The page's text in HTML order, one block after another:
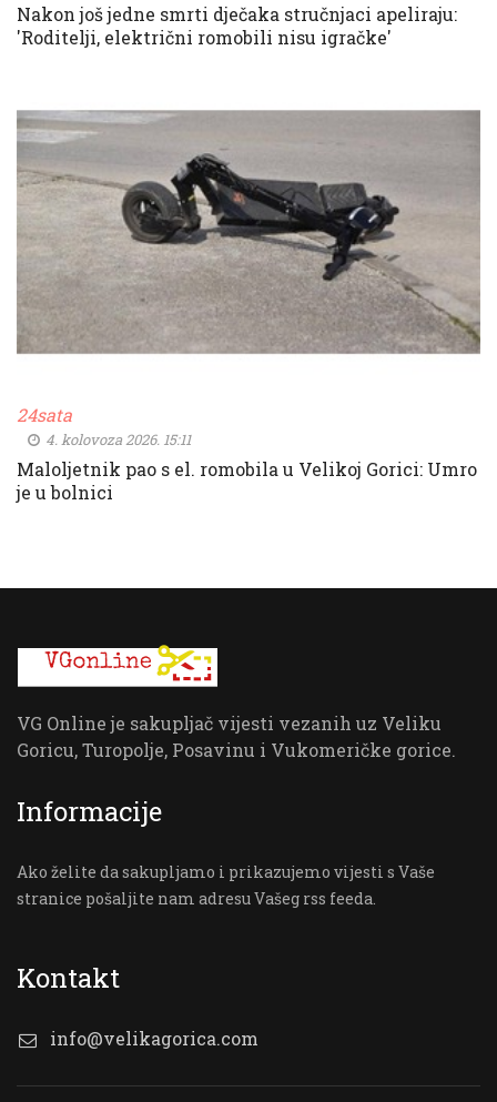
Nakon još jedne smrti dječaka stručnjaci apeliraju:
'Roditelji, električni romobili nisu igračke'
24sata
4. kolovoza 2026. 15:11
Maloljetnik pao s el. romobila u Velikoj Gorici: Umro
je u bolnici
VG Online je sakupljač vijesti vezanih uz Veliku
Goricu, Turopolje, Posavinu i Vukomeričke gorice.
Informacije
Ako želite da sakupljamo i prikazujemo vijesti s Vaše
stranice pošaljite nam adresu Vašeg rss feeda.
Kontakt
info@velikagorica.com